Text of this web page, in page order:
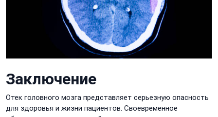
Заключение
Отек головного мозга представляет серьезную опасность
для здоровья и жизни пациентов. Своевременное